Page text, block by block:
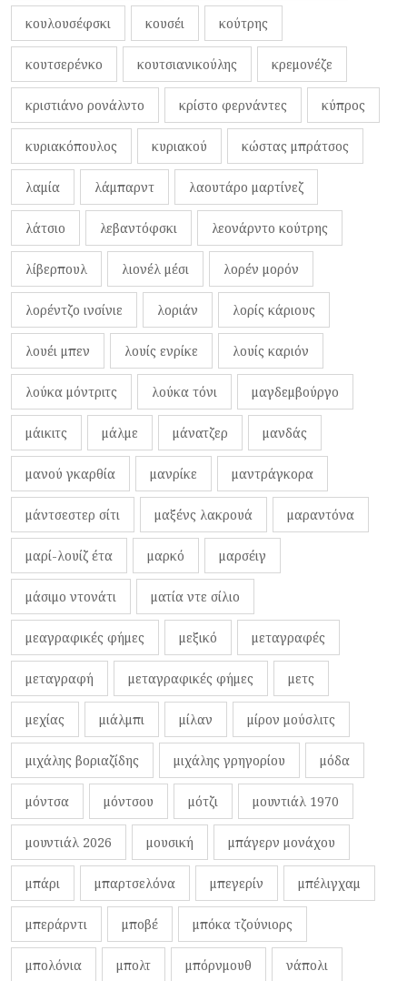
κουλουσέφσκι κουσέι κούτρης
κουτσερένκο κουτσιανικούλης κρεμονέζε
κριστιάνο ρονάλντο κρίστο φερνάντες κύπρος
κυριακόπουλος κυριακού κώστας μπράτσος
λαμία λάμπαρντ λαουτάρο μαρτίνεζ
λάτσιο λεβαντόφσκι λεονάρντο κούτρης
λίβερπουλ λιονέλ μέσι λορέν μορόν
λορέντζο ινσίνιε λοριάν λορίς κάριους
λουέι μπεν λουίς ενρίκε λουίς καριόν
λούκα μόντριτς λούκα τόνι μαγδεμβούργο
μάικιτς μάλμε μάνατζερ μανδάς
μανού γκαρθία μανρίκε μαντράγκορα
μάντσεστερ σίτι μαξένς λακρουά μαραντόνα
μαρί-λουίζ έτα μαρκό μαρσέιγ
μάσιμο ντονάτι ματία ντε σίλιο
μεαγραφικές φήμες μεξικό μεταγραφές
μεταγραφή μεταγραφικές φήμες μετς
μεχίας μιάλμπι μίλαν μίρον μούσλιτς
μιχάλης βοριαζίδης μιχάλης γρηγορίου μόδα
μόντσα μόντσου μότζι μουντιάλ 1970
μουντιάλ 2026 μουσική μπάγερν μονάχου
μπάρι μπαρτσελόνα μπεγερίν μπέλιγχαμ
μπεράρντι μποβέ μπόκα τζούνιορς
μπολόνια μπολτ μπόρνμουθ νάπολι